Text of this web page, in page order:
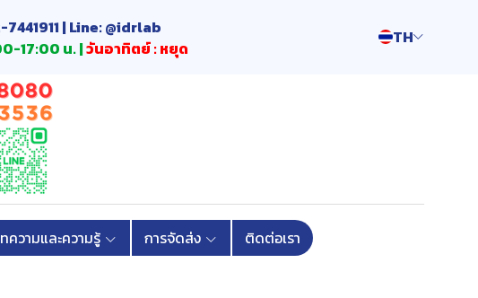
| Line: @idrlab
17:00 น. |วันอาทิตย์ : หยุด
TH
ความและความรู้ การจัดส่ง ติดต่อเรา